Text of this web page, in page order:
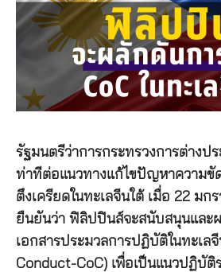
รัฐมนตรีว่าการกระทรวงการต่างป
ท่าทีต่อแนวทางแก้ไขปัญหาความขั
ตึงเครียดในทะเลจีนใต้ เมื่อ 22 มก
ยืนยันว่า ฟิลิปปินส์จะสนับสนุนและ
เอกสารประมวลการปฏิบัติในทะเล
Conduct-CoC) เพื่อเป็นแนวปฏิบัติ